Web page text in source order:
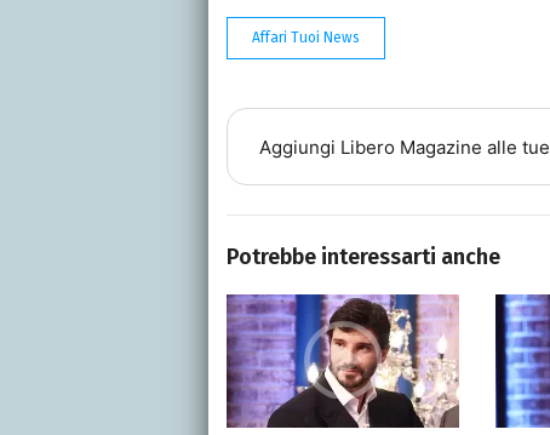
Affari Tuoi News
Aggiungi Libero Magazine alle
Potrebbe interessarti anche